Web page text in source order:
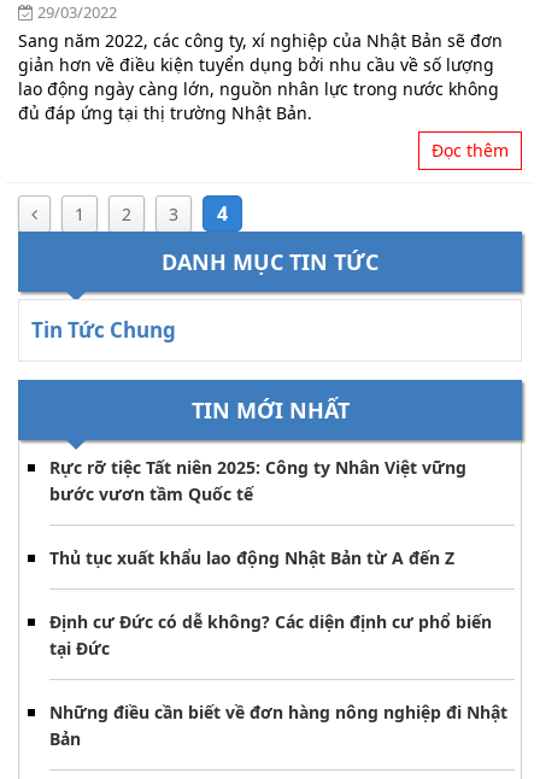
29/03/2022
Sang năm 2022, các công ty, xí nghiệp của Nhật Bản sẽ đơn
giản hơn về điều kiện tuyển dụng bởi nhu cầu về số lượng
lao động ngày càng lớn, nguồn nhân lực trong nước không
đủ đáp ứng tại thị trường Nhật Bản.
Đọc thêm
1 2 3 4
DANH MỤC TIN TỨC
Tin Tức Chung
TIN MỚI NHẤT
Rực rỡ tiệc Tất niên 2025: Công ty Nhân Việt vững
bước vươn tầm Quốc tế
Thủ tục xuất khẩu lao động Nhật Bản từ A đến Z
Định cư Đức có dễ không? Các diện định cư phổ biến
tại Đức
Những điều cần biết về đơn hàng nông nghiệp đi Nhật
Bản